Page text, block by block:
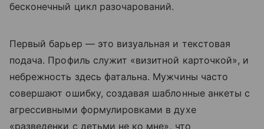
бесконечный цикл разочарований.
Первый барьер — это визуальная и текстовая
подача. Профиль служит «визитной карточкой», и
небрежность здесь фатальна. Мужчины часто
совершают ошибку, создавая шаблонные анкеты с
агрессивными формулировками в духе
«разведенки с детьми не ко мне», что